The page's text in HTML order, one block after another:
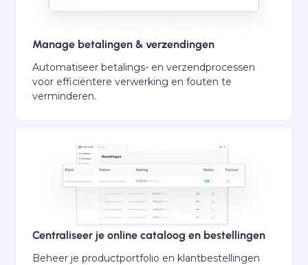
Manage betalingen & verzendingen
Automatiseer betalings- en verzendprocessen
voor efficiëntere verwerking en fouten te
verminderen.
Centraliseer je online cataloog en bestellingen
Beheer je productportfolio en klantbestellingen